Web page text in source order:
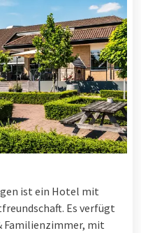
ist ein Hotel mit
Es verfügt
Familienzimmer, mit